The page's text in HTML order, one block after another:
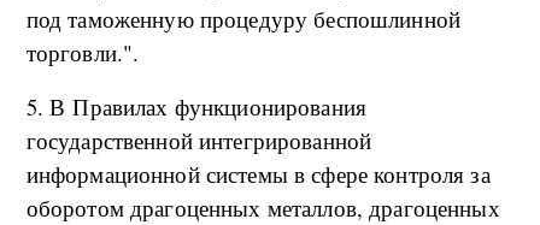
под таможенную процедуру беспошлинной
торговли.".
5. В Правилах функционирования
государственной интегрированной
информационной системы в сфере контроля за
оборотом драгоценных металлов, драгоценных